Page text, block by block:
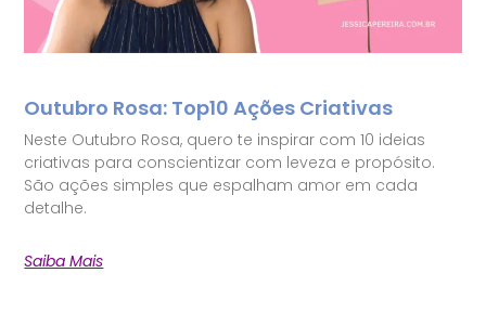
Outubro Rosa: Top10 Ações Criativas
Neste Outubro Rosa, quero te inspirar com 10 ideias
criativas para conscientizar com leveza e propósito.
São ações simples que espalham amor em cada
detalhe.
Saiba Mais